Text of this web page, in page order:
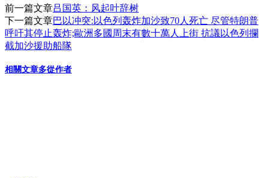
前一篇文章吕国英：风起叶辞树
下一篇文章巴以冲突:以色列轰炸加沙致70人死亡 尽管特朗普
呼吁其停止轰炸;歐洲多國周末有數十萬人上街 抗議以色列攔
截加沙援助船隊
相關文章多從作者